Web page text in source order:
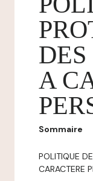
A
Sommaire
POLITIQUE
CARACTERE